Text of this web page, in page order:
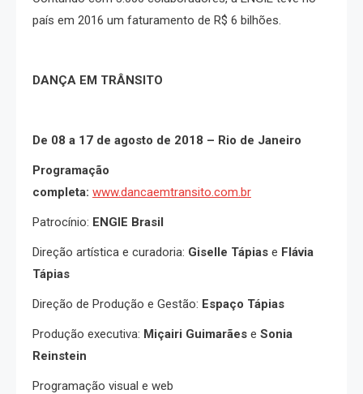
país em 2016 um faturamento de R$ 6 bilhões.
DANÇA EM TRÂNSITO
De 08 a 17 de agosto de 2018 – Rio de Janeiro
Programação
completa: www.dancaemtransito.com.br
Patrocínio: ENGIE Brasil
Direção artística e curadoria: Giselle Tápias e Flávia
Tápias
Direção de Produção e Gestão: Espaço Tápias
Produção executiva: Miçairi Guimarães e Sonia
Reinstein
Programação visual e web